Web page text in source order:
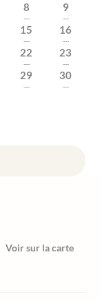
8
---
9
---
15
---
16
---
22
---
23
---
29
---
30
---
Voir sur la carte